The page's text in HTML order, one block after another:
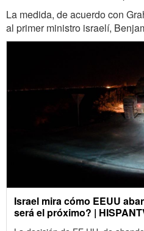
La medida, de acuerdo con
al primer ministro israelí,
Israel mira cómo EEUU
será el próximo? |